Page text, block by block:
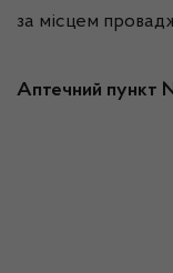
за місцем
Аптечний пункт